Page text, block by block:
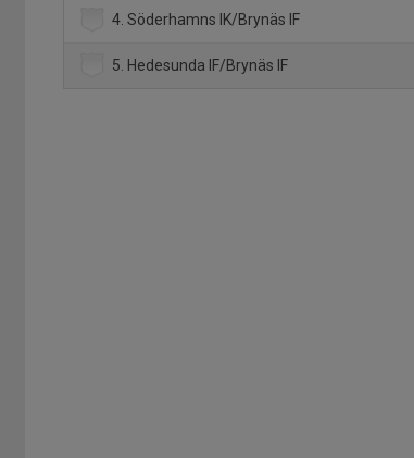
4. Söderhamns IK/Brynäs IF
5. Hedesunda IF/Brynäs IF